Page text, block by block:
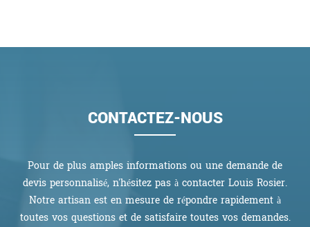
CONTACTEZ-NOUS
Pour de plus amples informations ou une demande de
devis personnalisé, n'hésitez pas à contacter Louis Rosier.
Notre artisan est en mesure de répondre rapidement à
toutes vos questions et de satisfaire toutes vos demandes.